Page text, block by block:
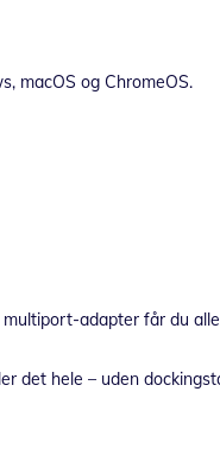
macOS og ChromeOS.
adapter får du
det hele – uden